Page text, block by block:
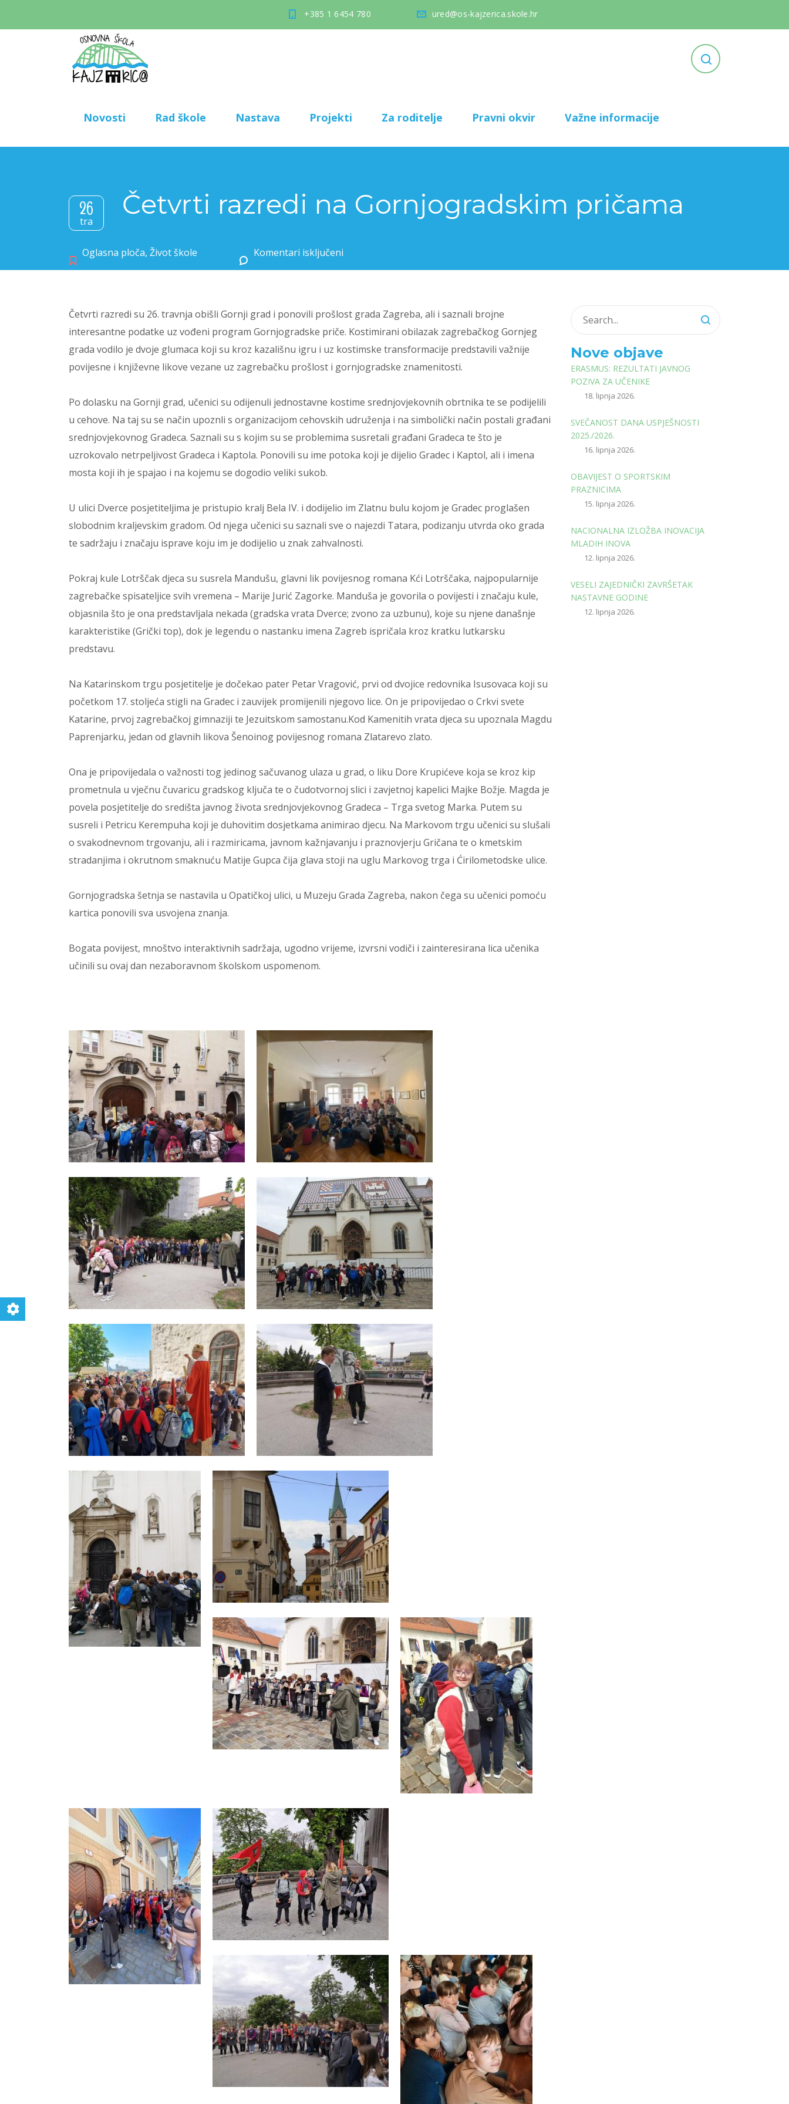
+385 1 6454 780 ured@os-kajzerica.skole.hr
Novosti Rad škole Nastava Projekti Za roditelje Pravni okvir Važne informacije
26
tra
Četvrti razredi na Gornjogradskim pričama
Oglasna ploča, Život škole Komentari isključeni
Četvrti razredi su 26. travnja obišli Gornji grad i ponovili prošlost grada Zagreba, ali i saznali brojne
interesantne podatke uz vođeni program Gornjogradske priče. Kostimirani obilazak zagrebačkog Gornjeg
grada vodilo je dvoje glumaca koji su kroz kazališnu igru i uz kostimske transformacije predstavili važnije
povijesne i književne likove vezane uz zagrebačku prošlost i gornjogradske znamenitosti.
Po dolasku na Gornji grad, učenici su odijenuli jednostavne kostime srednjovjekovnih obrtnika te se podijelili
u cehove. Na taj su se način upoznli s organizacijom cehovskih udruženja i na simbolički način postali građani
srednjovjekovnog Gradeca. Saznali su s kojim su se problemima susretali građani Gradeca te što je
uzrokovalo netrpeljivost Gradeca i Kaptola. Ponovili su ime potoka koji je dijelio Gradec i Kaptol, ali i imena
mosta koji ih je spajao i na kojemu se dogodio veliki sukob.
U ulici Dverce posjetiteljima je pristupio kralj Bela IV. i dodijelio im Zlatnu bulu kojom je Gradec proglašen
slobodnim kraljevskim gradom. Od njega učenici su saznali sve o najezdi Tatara, podizanju utvrda oko grada
te sadržaju i značaju isprave koju im je dodijelio u znak zahvalnosti.
Pokraj kule Lotrščak djeca su susrela Mandušu, glavni lik povijesnog romana Kći Lotrščaka, najpopularnije
zagrebačke spisateljice svih vremena – Marije Jurić Zagorke. Manduša je govorila o povijesti i značaju kule,
objasnila što je ona predstavljala nekada (gradska vrata Dverce; zvono za uzbunu), koje su njene današnje
karakteristike (Grički top), dok je legendu o nastanku imena Zagreb ispričala kroz kratku lutkarsku
predstavu.
Na Katarinskom trgu posjetitelje je dočekao pater Petar Vragović, prvi od dvojice redovnika Isusovaca koji su
početkom 17. stoljeća stigli na Gradec i zauvijek promijenili njegovo lice. On je pripovijedao o Crkvi svete
Katarine, prvoj zagrebačkoj gimnaziji te Jezuitskom samostanu.Kod Kamenitih vrata djeca su upoznala Magdu
Paprenjarku, jedan od glavnih likova Šenoinog povijesnog romana Zlatarevo zlato.
Ona je pripovijedala o važnosti tog jedinog sačuvanog ulaza u grad, o liku Dore Krupićeve koja se kroz kip
prometnula u vječnu čuvaricu gradskog ključa te o čudotvornoj slici i zavjetnoj kapelici Majke Božje. Magda je
povela posjetitelje do središta javnog života srednjovjekovnog Gradeca – Trga svetog Marka. Putem su
susreli i Petricu Kerempuha koji je duhovitim dosjetkama animirao djecu. Na Markovom trgu učenici su slušali
o svakodnevnom trgovanju, ali i razmiricama, javnom kažnjavanju i praznovjerju Gričana te o kmetskim
stradanjima i okrutnom smaknuću Matije Gupca čija glava stoji na uglu Markovog trga i Ćirilometodske ulice.
Gornjogradska šetnja se nastavila u Opatičkoj ulici, u Muzeju Grada Zagreba, nakon čega su učenici pomoću
kartica ponovili sva usvojena znanja.
Bogata povijest, mnoštvo interaktivnih sadržaja, ugodno vrijeme, izvrsni vodiči i zainteresirana lica učenika
učinili su ovaj dan nezaboravnom školskom uspomenom.
Nove objave
ERASMUS: REZULTATI JAVNOG
POZIVA ZA UČENIKE
18. lipnja 2026.
SVEČANOST DANA USPJEŠNOSTI
2025./2026.
16. lipnja 2026.
OBAVIJEST O SPORTSKIM
PRAZNICIMA
15. lipnja 2026.
NACIONALNA IZLOŽBA INOVACIJA
MLADIH INOVA
12. lipnja 2026.
VESELI ZAJEDNIČKI ZAVRŠETAK
NASTAVNE GODINE
12. lipnja 2026.